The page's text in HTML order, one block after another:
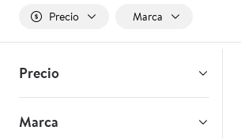
Precio Marca
Precio
Marca